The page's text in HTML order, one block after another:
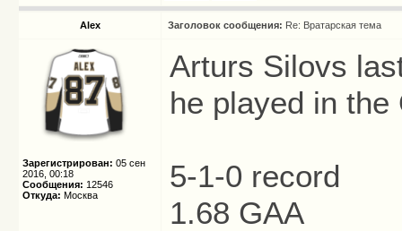
Alex Заголовок сообщения: Re: Вратарская тема
Зарегистрирован: 05 сен
2016, 00:18
Сообщения: 12546
Откуда: Москва
Arturs Silovs
he played in
5-1-0 record
1.68 GAA